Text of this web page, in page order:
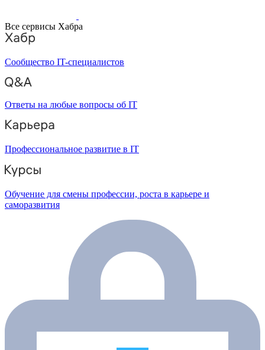
Все сервисы Хабра
Сообщество IT-специалистов
Ответы на любые вопросы об IT
Профессиональное развитие в IT
Обучение для смены профессии, роста в карьере и
саморазвития